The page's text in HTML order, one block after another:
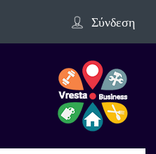
Σύνδεση